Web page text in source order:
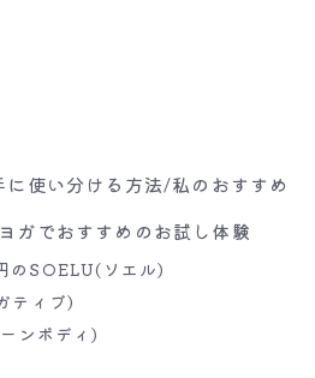
使い分ける方法/私のおすすめ
でおすすめのお試し体験
のSOELU(ソエル)
ティブ)
ンボディ)